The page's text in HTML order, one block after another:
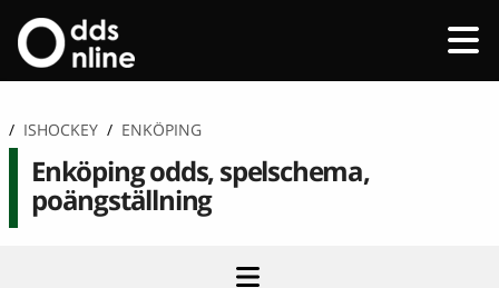
/ ISHOCKEY / ENKÖPING
Enköping odds, spelschema,
poängställning